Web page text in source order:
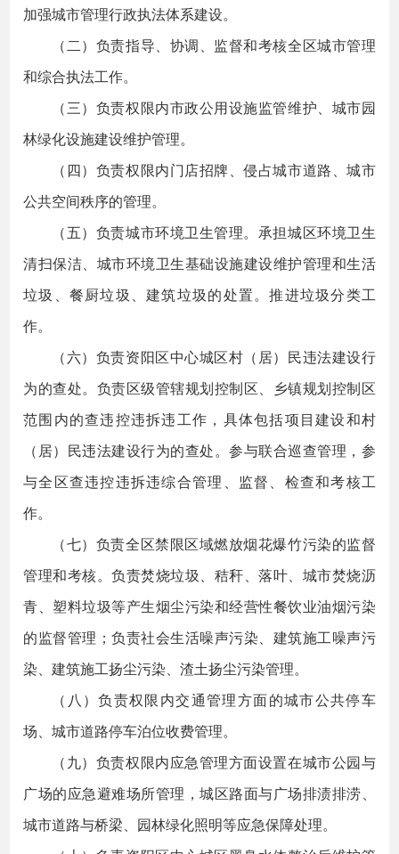
加强城市管理行政执法体系建设。
（二）负责指导、协调、监督和考核全区城市管理
和综合执法工作。
（三）负责权限内市政公用设施监管维护、城市园
林绿化设施建设维护管理。
（四）负责权限内门店招牌、侵占城市道路、城市
公共空间秩序的管理。
（五）负责城市环境卫生管理。承担城区环境卫生
清扫保洁、城市环境卫生基础设施建设维护管理和生活
垃圾、餐厨垃圾、建筑垃圾的处置。推进垃圾分类工
作。
（六）负责资阳区中心城区村（居）民违法建设行
为的查处。负责区级管辖规划控制区、乡镇规划控制区
范围内的查违控违拆违工作，具体包括项目建设和村
（居）民违法建设行为的查处。参与联合巡查管理，参
与全区查违控违拆违综合管理、监督、检查和考核工
作。
（七）负责全区禁限区域燃放烟花爆竹污染的监督
管理和考核。负责焚烧垃圾、秸秆、落叶、城市焚烧沥
青、塑料垃圾等产生烟尘污染和经营性餐饮业油烟污染
的监督管理；负责社会生活噪声污染、建筑施工噪声污
染、建筑施工扬尘污染、渣土扬尘污染管理。
（八）负责权限内交通管理方面的城市公共停车
场、城市道路停车泊位收费管理。
（九）负责权限内应急管理方面设置在城市公园与
广场的应急避难场所管理，城区路面与广场排渍排涝、
城市道路与桥梁、园林绿化照明等应急保障处理。